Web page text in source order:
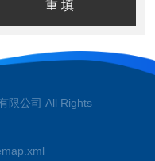
限公司 All Rights